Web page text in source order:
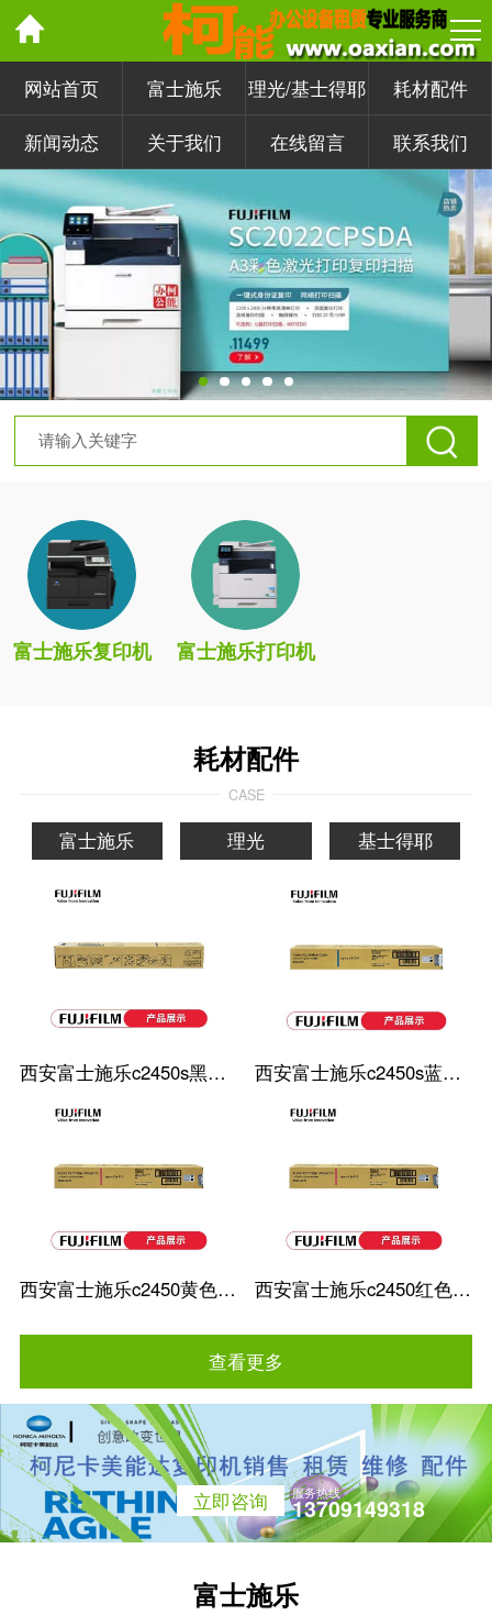
网站首页 富士施乐 理光/基士得耶 耗材配件
新闻动态 关于我们 在线留言 联系我们
富士施乐复印机 富士施乐打印机
耗材配件
CASE
富士施乐 理光 基士得耶
西安富士施乐c2450s黑色粉盒 西安富士施乐c2450s蓝色粉盒
西安富士施乐c2450黄色粉盒 西安富士施乐c2450红色粉盒
查看更多
立即咨询 服务热线
13709149318
富士施乐